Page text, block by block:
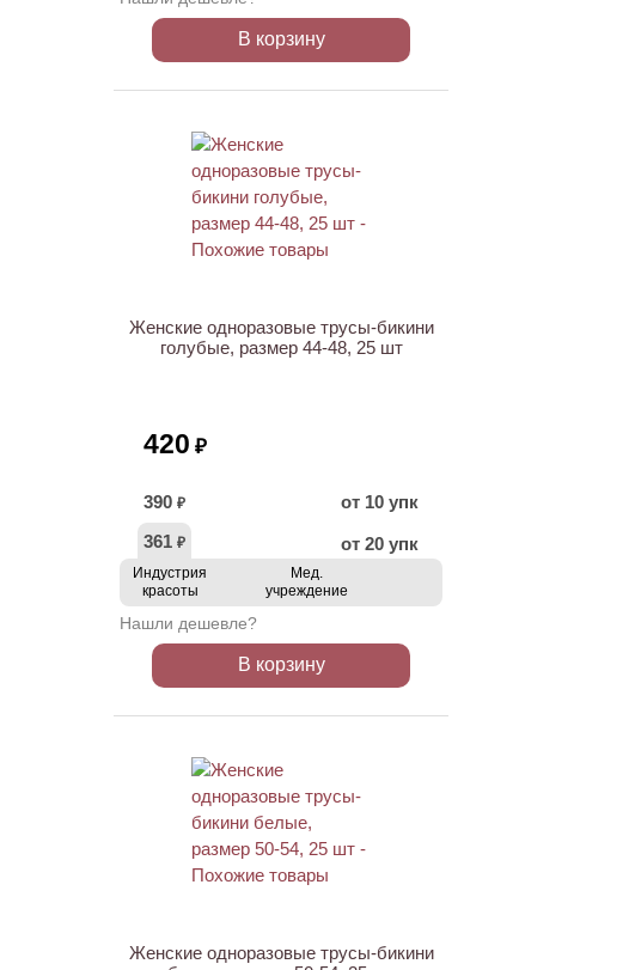
В корзину
Женские одноразовые трусы-бикини
голубые, размер 44-48, 25 шт
420 ₽
390 ₽
от 10 упк
361 ₽ от 20 упк
Индустрия
красоты
Мед.
учреждение
Нашли дешевле?
В корзину
Женские одноразовые трусы-бикини